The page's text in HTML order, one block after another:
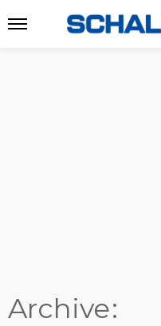
Archive